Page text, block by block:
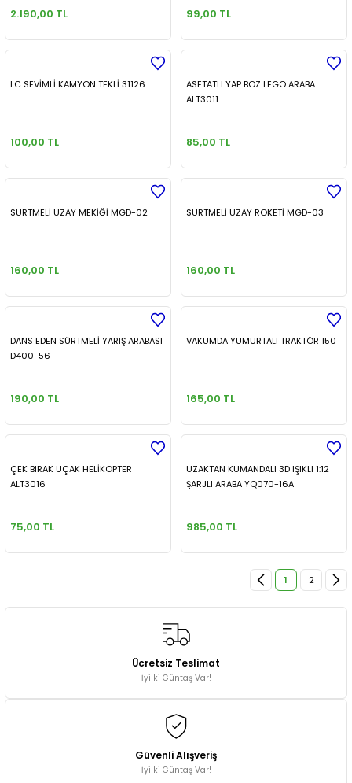
2.190,00 TL 99,00 TL
LC SEVİMLİ KAMYON TEKLİ 31126
100,00 TL
ASETATLI YAP BOZ LEGO ARABA
ALT3011
85,00 TL
SÜRTMELİ UZAY MEKİĞİ MGD-02
160,00 TL
SÜRTMELİ UZAY ROKETİ MGD-03
160,00 TL
DANS EDEN SÜRTMELİ YARIŞ ARABASI
D400-56
190,00 TL
VAKUMDA YUMURTALI TRAKTÖR 150
165,00 TL
ÇEK BIRAK UÇAK HELİKOPTER
ALT3016
75,00 TL
UZAKTAN KUMANDALI 3D IŞIKLI 1:12
ŞARJLI ARABA YQ070-16A
985,00 TL
1 2
Ücretsiz Teslimat
İyi ki Güntaş Var!
Güvenli Alışveriş
İyi ki Güntaş Var!